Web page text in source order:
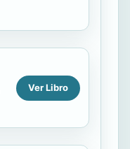
Ver Libro